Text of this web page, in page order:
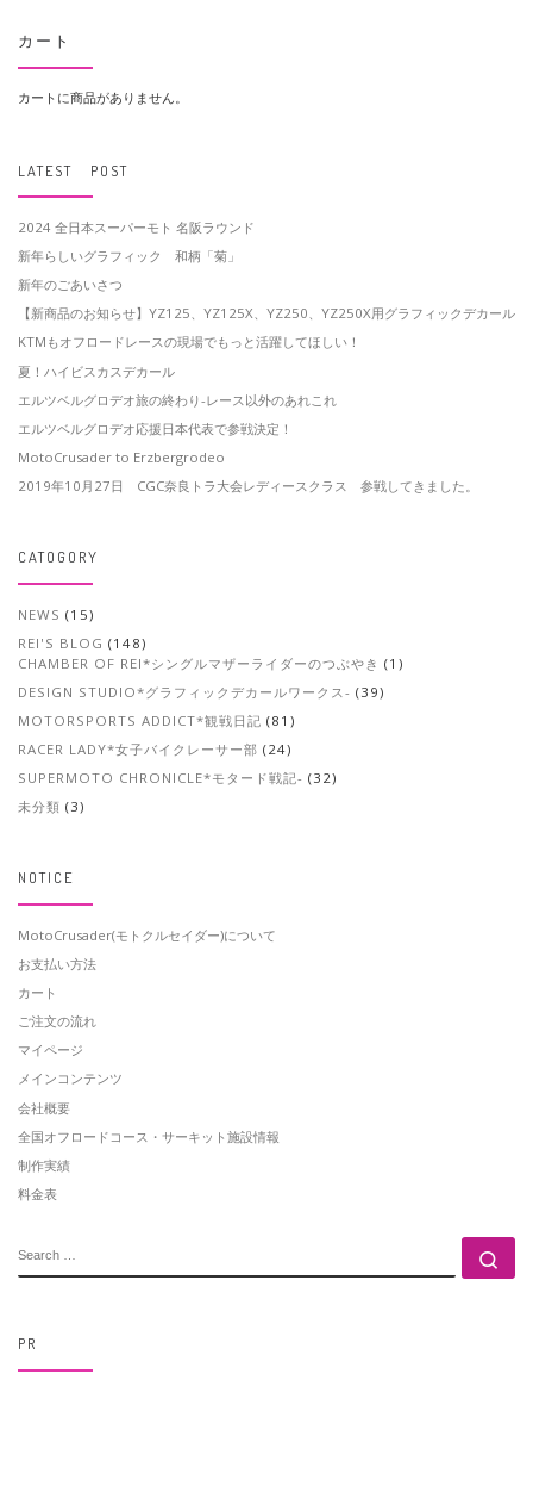
カート
カートに商品がありません。
LATEST POST
2024 全日本スーパーモト 名阪ラウンド
新年らしいグラフィック 和柄「菊」
新年のごあいさつ
【新商品のお知らせ】YZ125、YZ125X、YZ250、YZ250X用グラフィックデカール
KTMもオフロードレースの現場でもっと活躍してほしい！
夏！ハイビスカスデカール
エルツベルグロデオ旅の終わり-レース以外のあれこれ
エルツベルグロデオ応援日本代表で参戦決定！
MotoCrusader to Erzbergrodeo
2019年10月27日 CGC奈良トラ大会レディースクラス 参戦してきました。
CATOGORY
NEWS (15)
REI'S BLOG (148)
CHAMBER OF REI*シングルマザーライダーのつぶやき (1)
DESIGN STUDIO*グラフィックデカールワークス- (39)
MOTORSPORTS ADDICT*観戦日記 (81)
RACER LADY*女子バイクレーサー部 (24)
SUPERMOTO CHRONICLE*モタード戦記- (32)
未分類 (3)
NOTICE
MotoCrusader(モトクルセイダー)について
お支払い方法
カート
ご注文の流れ
マイページ
メインコンテンツ
会社概要
全国オフロードコース・サーキット施設情報
制作実績
料金表
SEARCH
PR